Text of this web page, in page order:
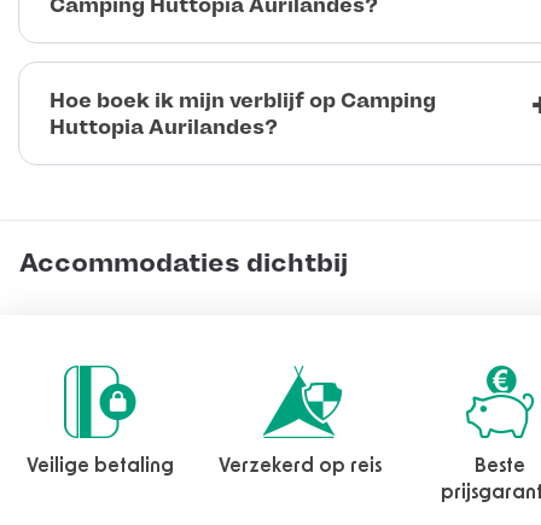
Camping Huttopia Aurilandes?
Hoe boek ik mijn verblijf op Camping
Huttopia Aurilandes?
Accommodaties dichtbij
Veilige betaling Verzekerd op reis
Beste